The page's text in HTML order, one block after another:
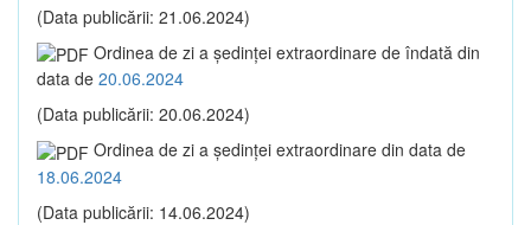
(Data publicării: 21.06.2024)
Ordinea de zi a şedinţei extraordinare de îndată din
data de 20.06.2024
(Data publicării: 20.06.2024)
Ordinea de zi a şedinţei extraordinare din data de
18.06.2024
(Data publicării: 14.06.2024)